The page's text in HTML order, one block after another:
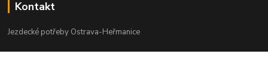
Kontakt
Jezdecké potřeby Ostrava-Heřmanice